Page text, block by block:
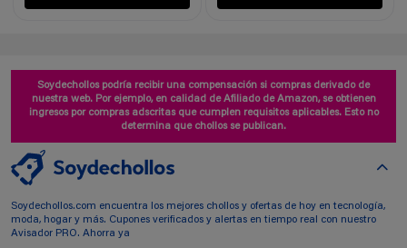
Soydechollos podría recibir una compensación si compras derivado de
nuestra web. Por ejemplo, en calidad de Afiliado de Amazon, se obtienen
ingresos por compras adscritas que cumplen requisitos aplicables. Esto no
determina que chollos se publican.
Soydechollos.com encuentra los mejores chollos y ofertas de hoy en tecnología,
moda, hogar y más. Cupones verificados y alertas en tiempo real con nuestro
Avisador PRO. Ahorra ya